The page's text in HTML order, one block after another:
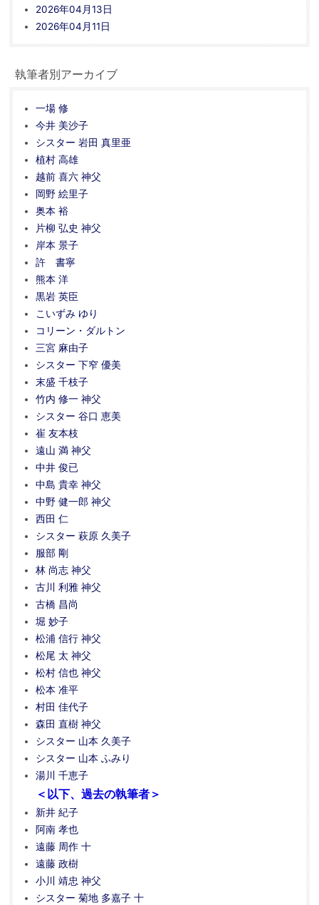
2026年04月13日
2026年04月11日
執筆者別アーカイブ
一場 修
今井 美沙子
シスター 岩田 真里亜
植村 高雄
越前 喜六 神父
岡野 絵里子
奥本 裕
片柳 弘史 神父
岸本 景子
許 書寧
熊本 洋
黒岩 英臣
こいずみ ゆり
コリーン・ダルトン
三宮 麻由子
シスター 下窄 優美
末盛 千枝子
竹内 修一 神父
シスター 谷口 恵美
崔 友本枝
遠山 満 神父
中井 俊已
中島 貴幸 神父
中野 健一郎 神父
西田 仁
シスター 萩原 久美子
服部 剛
林 尚志 神父
古川 利雅 神父
古橋 昌尚
堀 妙子
松浦 信行 神父
松尾 太 神父
松村 信也 神父
松本 准平
村田 佳代子
森田 直樹 神父
シスター 山本 久美子
シスター 山本 ふみり
湯川 千恵子
＜以下、過去の執筆者＞
新井 紀子
阿南 孝也
遠藤 周作 十
遠藤 政樹
小川 靖忠 神父
シスター 菊地 多嘉子 十